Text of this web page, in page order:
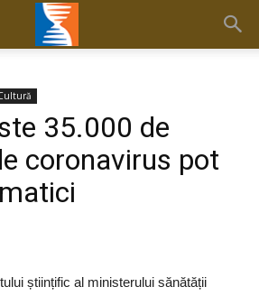
35.000 de
coronavirus pot
științific al ministerului sănătății